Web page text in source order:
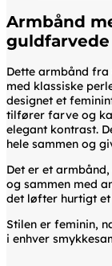
Armbånd
guldfarvede
Dette armbånd fra
med klassiske
designet et
tilfører farve og
elegant kontrast.
hele sammen og
Det er et
og sammen med
det løfter hurtigt
Stilen er feminin,
i enhver